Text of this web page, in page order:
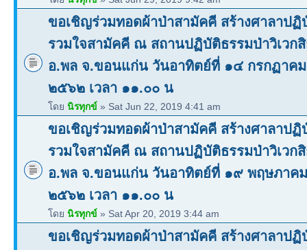
ขอเชิญร่วมทอดผ้าป่าสามัคคี สร้างศาลาปฏิ
รวมใจสามัคคี ณ สถานปฏิบัติธรรมป่าวิเวก
อ.พล จ.ขอนแก่น วันอาทิตย์ที่ ๑๔ กรกฏาค
๒๕๖๒ เวลา ๑๑.๐๐ น
โดย นิรทุกข์ » Sat Jun 22, 2019 4:41 am
ขอเชิญร่วมทอดผ้าป่าสามัคคี สร้างศาลาปฏิ
รวมใจสามัคคี ณ สถานปฏิบัติธรรมป่าวิเวก
อ.พล จ.ขอนแก่น วันอาทิตย์ที่ ๑๙ พฤษภาค
๒๕๖๒ เวลา ๑๑.๐๐ น
โดย นิรทุกข์ » Sat Apr 20, 2019 3:44 am
ขอเชิญร่วมทอดผ้าป่าสามัคคี สร้างศาลาปฏิ